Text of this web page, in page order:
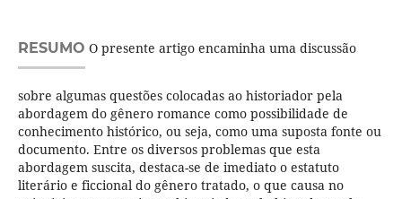
RESUMO O presente artigo encaminha uma discussão
sobre algumas questões colocadas ao historiador pela
abordagem do gênero romance como possibilidade de
conhecimento histórico, ou seja, como uma suposta fonte ou
documento. Entre os diversos problemas que esta
abordagem suscita, destaca-se de imediato o estatuto
literário e ficcional do gênero tratado, o que causa no